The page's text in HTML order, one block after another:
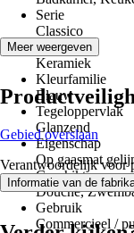
Serie
Classico
Materiaal
Keramiek
Kleurfamilie
Blauw
Tegeloppervlak
Glanzend
Eigenschap
Op gaasmat
Geschikt voor
Douche,
Gebruik
Commercieel /
Meer weergeven
Gebied overslaan
Verantwoordelijk voor
Informatie van de